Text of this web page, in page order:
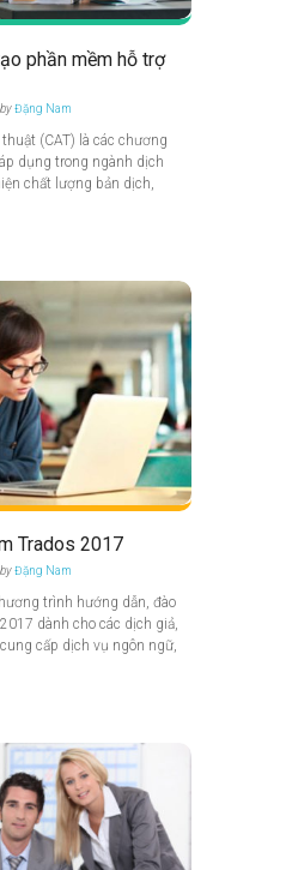
phần mềm hỗ trợ
byĐặng Nam
(CAT) là các chương
dụng trong ngành dịch
chất lượng bản dịch,
Trados 2017
byĐặng Nam
trình hướng dẫn, đào
dành cho các dịch giả,
cấp dịch vụ ngôn ngữ,